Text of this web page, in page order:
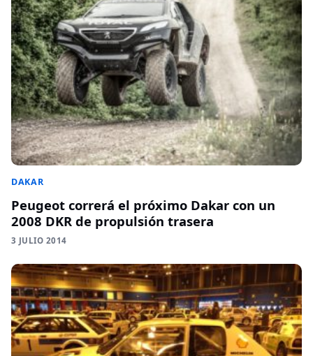
DAKAR
Peugeot correrá el próximo Dakar con un
2008 DKR de propulsión trasera
3 JULIO 2014